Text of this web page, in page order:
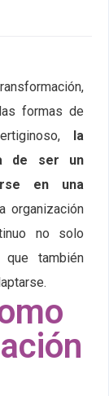
formas de
la
de ser un
en una
organización
no solo
también